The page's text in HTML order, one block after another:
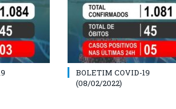
BOLETIM COVID-19
(08/02/2022)